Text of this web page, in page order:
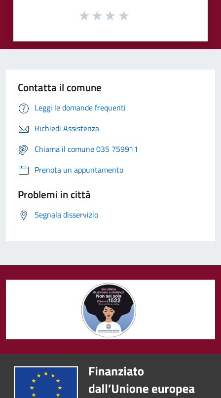
Contatta il comune
Leggi le domande frequenti
Richiedi Assistenza
Chiama il comune 035 759911
Prenota un appuntamento
Problemi in città
Segnala disservizio